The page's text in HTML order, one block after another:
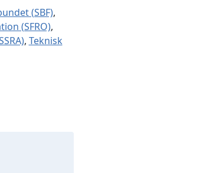
(SBF),
(SFRO),
, Teknisk